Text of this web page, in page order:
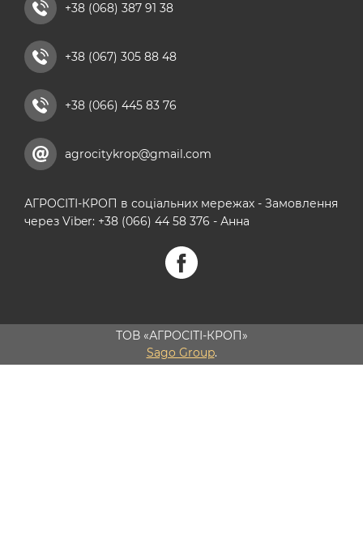
кальцієві добрива+38 (068) 387 91 38
+38 (067) 305 88 48
+38 (066) 445 83 76
agrocitykrop@gmail.com
АГРОСІТІ-КРОП в соціальних мережах - Замовлення
через Viber: +38 (066) 44 58 376 - Анна
ТОВ «АГРОСІТІ-КРОП»
Sago Group.